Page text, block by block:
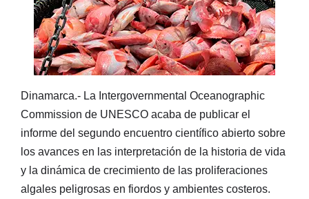
Dinamarca.- La Intergovernmental Oceanographic
Commission de UNESCO acaba de publicar el
informe del segundo encuentro científico abierto sobre
los avances en las interpretación de la historia de vida
y la dinámica de crecimiento de las proliferaciones
algales peligrosas en fiordos y ambientes costeros.